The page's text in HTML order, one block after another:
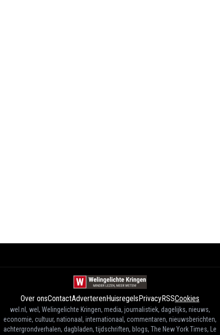
Over onsContactAdverterenHuisregelsPrivacyRSSCookies
wel.nl, wel, Welingelichte Kringen, media, journalistiek, dagelijks, nieuws,
economie, cultuur, nationaal, internationaal, commentaren, nieuwsberichten,
achtergrondverhalen, dagbladen, tijdschriften, blogs, The New York Times, Le